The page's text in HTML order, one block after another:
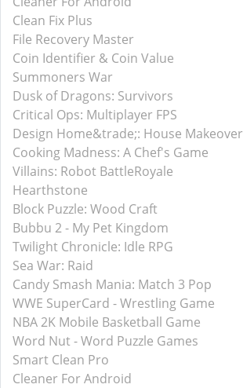
Clean Fix Plus
File Recovery Master
Coin Identifier & Coin Value
Summoners War
Dusk of Dragons: Survivors
Critical Ops: Multiplayer FPS
Design Home&trade;: House Makeover
Cooking Madness: A Chef's Game
Villains: Robot BattleRoyale
Hearthstone
Block Puzzle: Wood Craft
Bubbu 2 - My Pet Kingdom
Twilight Chronicle: Idle RPG
Sea War: Raid
Candy Smash Mania: Match 3 Pop
WWE SuperCard - Wrestling Game
NBA 2K Mobile Basketball Game
Word Nut - Word Puzzle Games
Smart Clean Pro
Cleaner For Android